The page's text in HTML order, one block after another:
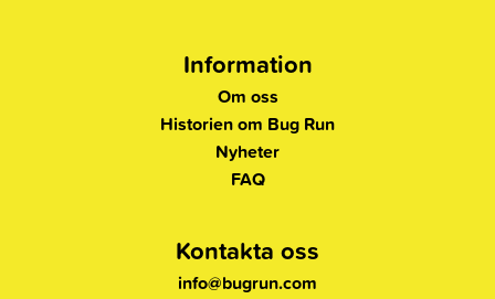
Information
Om oss
Historien om Bug Run
Nyheter
FAQ
Kontakta oss
info@bugrun.com